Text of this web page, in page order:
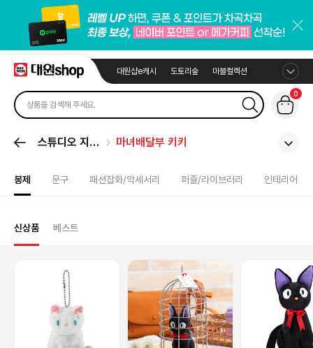
대원샵e캐시 도토리숲 마블컬렉션
0
스튜디오 지브
마녀배달부 키키
봉제 문구 패션잡화/악세서리 퍼즐/라이브러리 인테리어
신상품 베스트